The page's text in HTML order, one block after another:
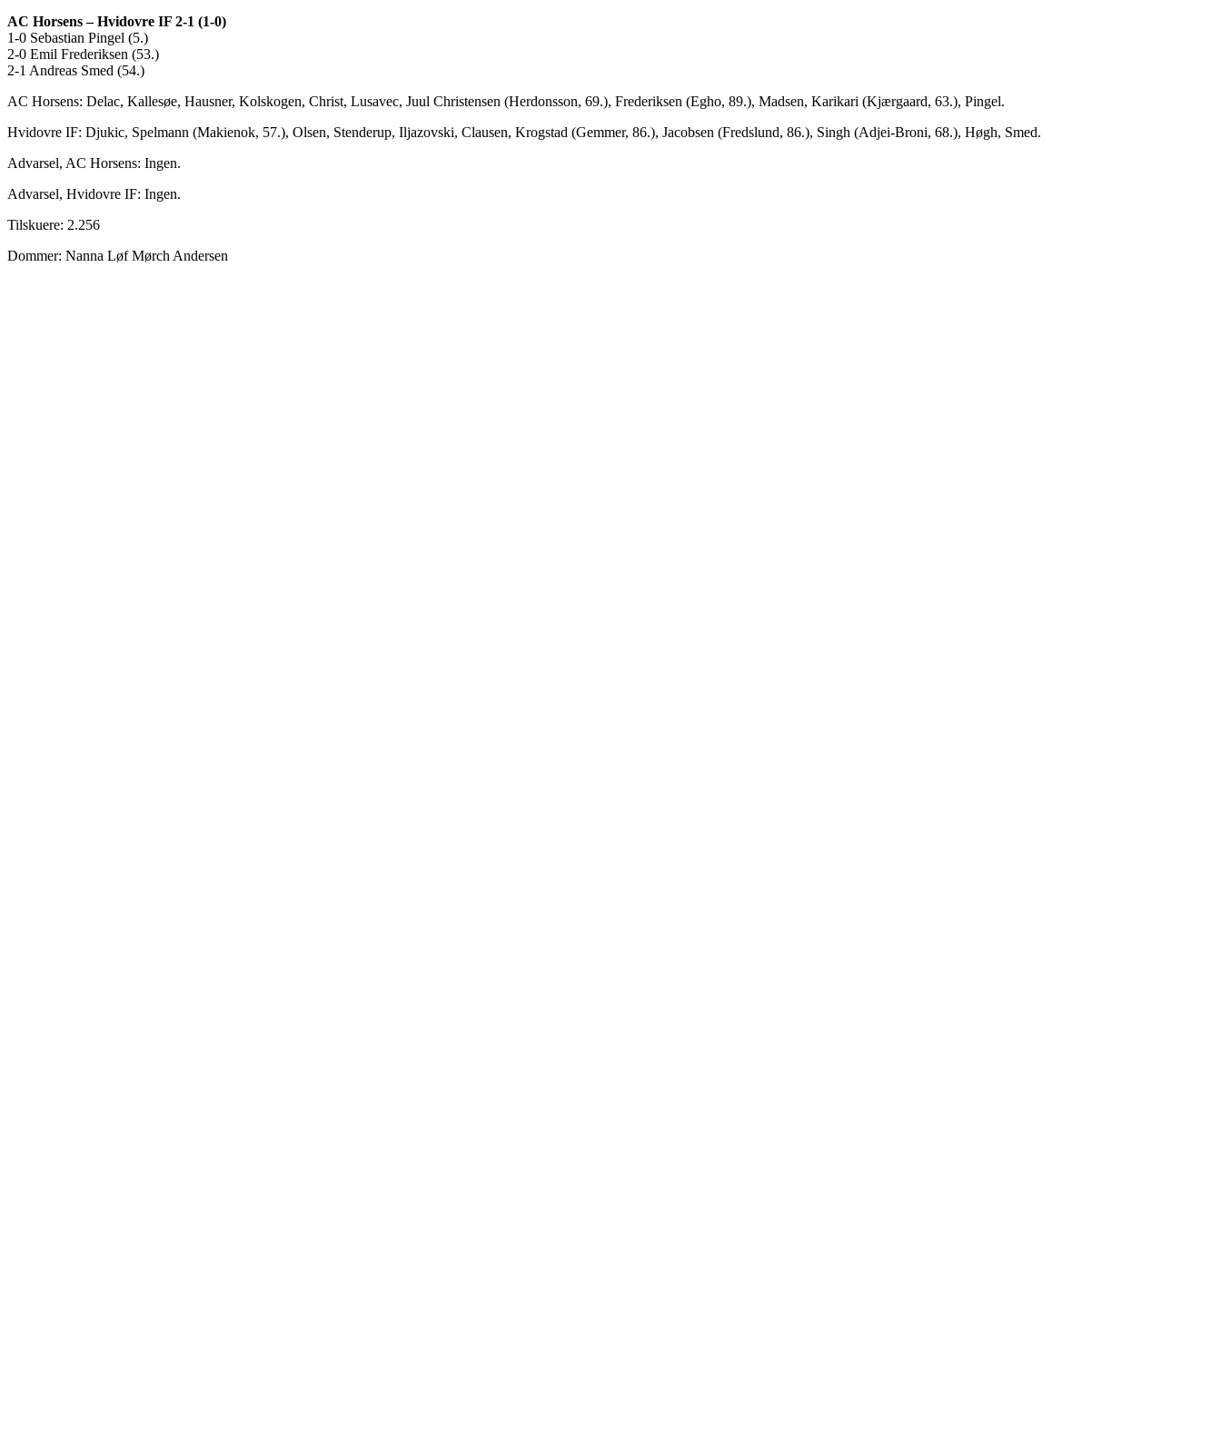
AC Horsens – Hvidovre IF 2-1 (1-0)
1-0 Sebastian Pingel (5.)
2-0 Emil Frederiksen (53.)
2-1 Andreas Smed (54.)
AC Horsens: Delac, Kallesøe, Hausner, Kolskogen, Christ, Lusavec, Juul Christensen (Herdonsson, 69.), Frederiksen (Egho, 89.), Madsen, Karikari (Kjærgaard, 63.), Pingel.
Hvidovre IF: Djukic, Spelmann (Makienok, 57.), Olsen, Stenderup, Iljazovski, Clausen, Krogstad (Gemmer, 86.), Jacobsen (Fredslund, 86.), Singh (Adjei-Broni, 68.), Høgh, Smed.
Advarsel, AC Horsens: Ingen.
Advarsel, Hvidovre IF: Ingen.
Tilskuere: 2.256
Dommer: Nanna Løf Mørch Andersen